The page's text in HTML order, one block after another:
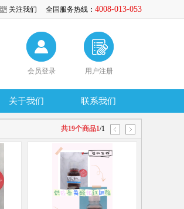
全国服务热线： 4008-013-053
关注我们
会员登录 用户注册
关于我们 联系我们
共19个商品1/1